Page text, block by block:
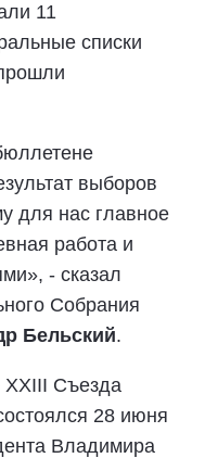
11
списки
выборов
для нас главное
работа и
- сказал
Собрания
Бельский.
Съезда
28 июня
Владимира